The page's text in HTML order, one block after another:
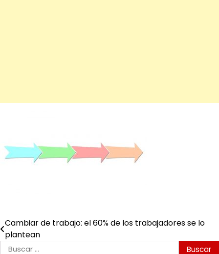
Navegación
de
Cambiar de trabajo: el 60% de los trabajadores se lo
plantean
Buscar: